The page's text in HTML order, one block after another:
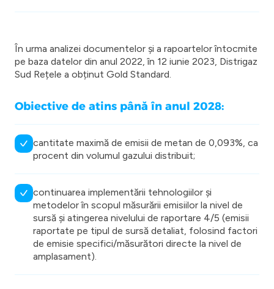
În urma analizei documentelor și a rapoartelor întocmite
pe baza datelor din anul 2022, în 12 iunie 2023, Distrigaz
Sud Rețele a obținut Gold Standard.
Obiective de atins până în anul 2028:
cantitate maximă de emisii de metan de 0,093%, ca
procent din volumul gazului distribuit;
continuarea implementării tehnologiilor și
metodelor în scopul măsurării emisiilor la nivel de
sursă și atingerea nivelului de raportare 4/5 (emisii
raportate pe tipul de sursă detaliat, folosind factori
de emisie specifici/măsurători directe la nivel de
amplasament).